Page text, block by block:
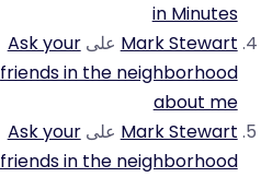
in Minutes
Mark Stewart علىAsk your
friends in the neighborhood
about me
Mark Stewart علىAsk your
friends in the neighborhood